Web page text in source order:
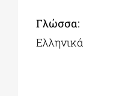
Γλώσσα:
Ελληνικά